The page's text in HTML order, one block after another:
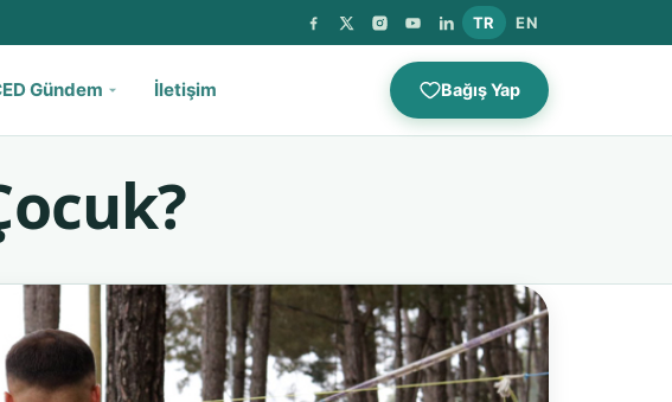
TR EN
Gündem İletişim Bağış Yap